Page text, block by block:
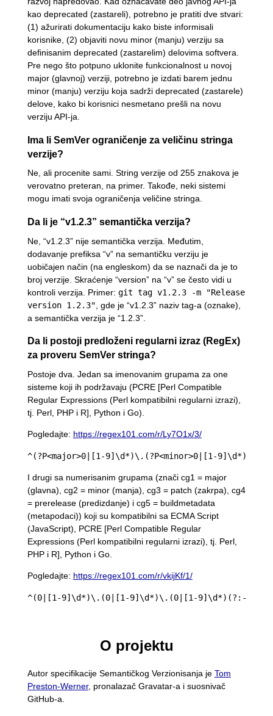
kao deprecated (zastareli), potrebno je pratiti dve stvari:
(1) ažurirati dokumentaciju kako biste informisali
korisnike, (2) objaviti novu minor (manju) verziju sa
definisanim deprecated (zastarelim) delovima softvera.
Pre nego što potpuno uklonite funkcionalnost u novoj
major (glavnoj) verziji, potrebno je izdati barem jednu
minor (manju) verziju koja sadrži deprecated (zastarele)
delove, kako bi korisnici nesmetano prešli na novu
verziju API-ja.
Ima li SemVer ograničenje za veličinu stringa
verzije?
Ne, ali procenite sami. String verzije od 255 znakova je
verovatno preteran, na primer. Takođe, neki sistemi
mogu imati svoja ograničenja veličine stringa.
Da li je “v1.2.3” semantička verzija?
Ne, “v1.2.3” nije semantička verzija. Međutim,
dodavanje prefiksa “v” na semantičku verziju je
uobičajen način (na engleskom) da se naznači da je to
broj verzije. Skraćenje “version” na “v” se često vidi u
kontroli verzija. Primer: git tag v1.2.3 -m "Release
version 1.2.3" , gde je “v1.2.3” naziv tag-a (oznake),
a semantička verzija je “1.2.3”.
Da li postoji predloženi regularni izraz (RegEx)
za proveru SemVer stringa?
Postoje dva. Jedan sa imenovanim grupama za one
sisteme koji ih podržavaju (PCRE [Perl Compatible
Regular Expressions (Perl kompatibilni regularni izrazi),
tj. Perl, PHP i R], Python i Go).
Pogledajte: https://regex101.com/r/Ly7O1x/3/
I drugi sa numerisanim grupama (znači cg1 = major
(glavna), cg2 = minor (manja), cg3 = patch (zakrpa), cg4
= prerelease (predizdanje) i cg5 = buildmetadata
(metapodaci)) koji su kompatibilni sa ECMA Script
(JavaScript), PCRE [Perl Compatible Regular
Expressions (Perl kompatibilni regularni izrazi), tj. Perl,
PHP i R], Python i Go.
Pogledajte: https://regex101.com/r/vkijKf/1/
O projektu
Autor specifikacije Semantičkog Verzionisanja je Tom
Preston-Werner, pronalazač Gravatar-a i suosnivač
GitHub-a.